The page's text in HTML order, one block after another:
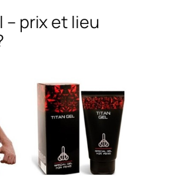
– prix et lieu